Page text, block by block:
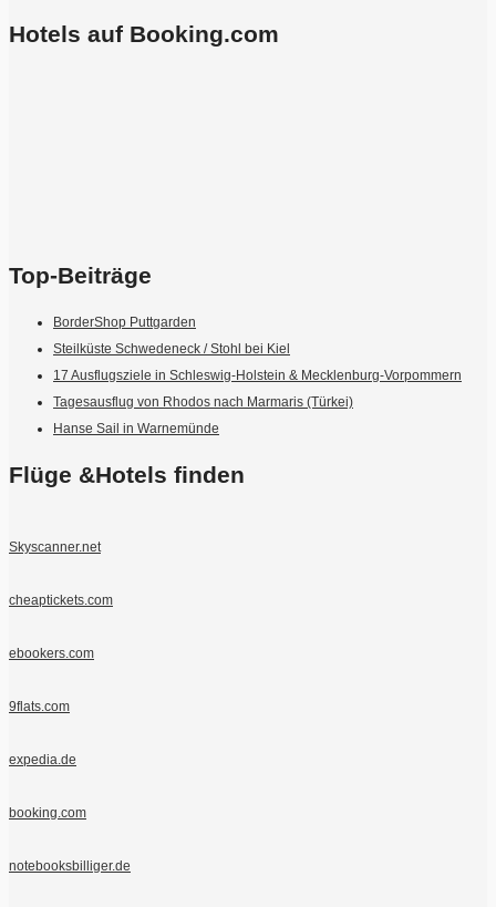
Hotels auf Booking.com
Top-Beiträge
BorderShop Puttgarden
Steilküste Schwedeneck / Stohl bei Kiel
17 Ausflugsziele in Schleswig-Holstein & Mecklenburg-Vorpommern
Tagesausflug von Rhodos nach Marmaris (Türkei)
Hanse Sail in Warnemünde
Flüge &Hotels finden
Skyscanner.net
cheaptickets.com
ebookers.com
9flats.com
expedia.de
booking.com
notebooksbilliger.de